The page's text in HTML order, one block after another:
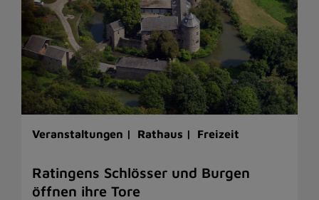
Veranstaltungen | Rathaus | Freizeit
Ratingens Schlösser und Burgen
öffnen ihre Tore